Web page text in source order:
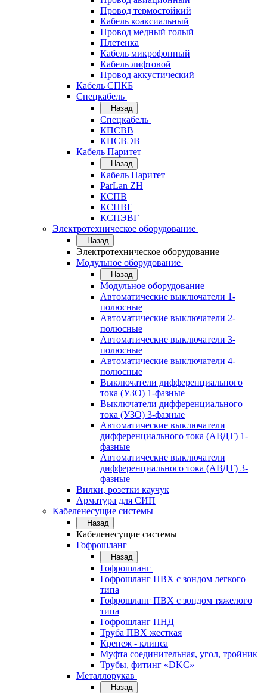
Провод термостойкий
Кабель коаксиальный
Провод медный голый
Плетенка
Кабель микрофонный
Кабель лифтовой
Провод аккустический
Кабель СПКБ
Спецкабель
Назад
Спецкабель
КПСВВ
КПСВЭВ
Кабель Паритет
Назад
Кабель Паритет
ParLan ZH
КСПВ
КСПВГ
КСПЭВГ
Электротехническое оборудование
Назад
Электротехническое оборудование
Модульное оборудование
Назад
Модульное оборудование
Автоматические выключатели 1-
полюсные
Автоматические выключатели 2-
полюсные
Автоматические выключатели 3-
полюсные
Автоматические выключатели 4-
полюсные
Выключатели дифференциального
тока (УЗО) 1-фазные
Выключатели дифференциального
тока (УЗО) 3-фазные
Автоматические выключатели
дифференциального тока (АВДТ) 1-
фазные
Автоматические выключатели
дифференциального тока (АВДТ) 3-
фазные
Вилки, розетки каучук
Арматура для СИП
Кабеленесущие системы
Назад
Кабеленесущие системы
Гофрошланг
Назад
Гофрошланг
Гофрошланг ПВХ с зондом легкого
типа
Гофрошланг ПВХ с зондом тяжелого
типа
Гофрошланг ПНД
Труба ПВХ жесткая
Крепеж - клипса
Муфта соединительная, угол, тройник
Трубы, фитинг «DKC»
Металлорукав
Назад